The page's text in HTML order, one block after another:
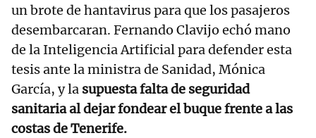
un brote de hantavirus para que los pasajeros
desembarcaran. Fernando Clavijo echó mano
de la Inteligencia Artificial para defender esta
tesis ante la ministra de Sanidad, Mónica
García, y la supuesta falta de seguridad
sanitaria al dejar fondear el buque frente a las
costas de Tenerife.